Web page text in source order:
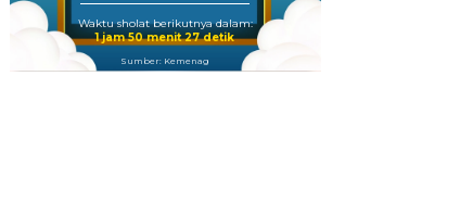
Waktu sholat berikutnya dalam:
1 jam 50 menit 26 detik
Sumber: Kemenag